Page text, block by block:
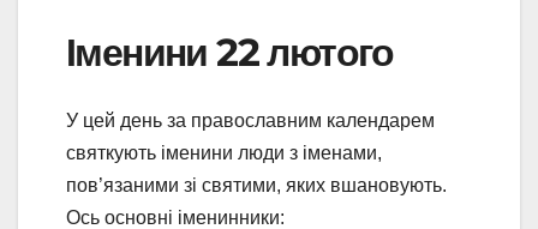
Іменини 22 лютого
У цей день за православним календарем
святкують іменини люди з іменами,
пов’язаними зі святими, яких вшановують.
Ось основні іменинники: